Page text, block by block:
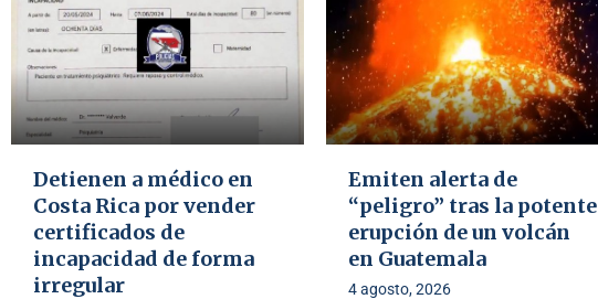
Detienen a médico en
Costa Rica por vender
certificados de
incapacidad de forma
irregular
Emiten alerta de
“peligro” tras la potente
erupción de un volcán
en Guatemala
4 agosto, 2026